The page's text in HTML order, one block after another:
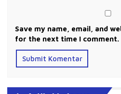
Save my name, email, and
for the next time I comment.